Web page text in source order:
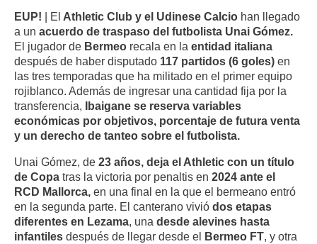
EUP! | El Athletic Club y el Udinese Calcio han llegado
a un acuerdo de traspaso del futbolista Unai Gómez.
El jugador de Bermeo recala en la entidad italiana
después de haber disputado 117 partidos (6 goles) en
las tres temporadas que ha militado en el primer equipo
rojiblanco. Además de ingresar una cantidad fija por la
transferencia, Ibaigane se reserva variables
económicas por objetivos, porcentaje de futura venta
y un derecho de tanteo sobre el futbolista.
Unai Gómez, de 23 años, deja el Athletic con un título
de Copa tras la victoria por penaltis en 2024 ante el
RCD Mallorca, en una final en la que el bermeano entró
en la segunda parte. El canterano vivió dos etapas
diferentes en Lezama, una desde alevines hasta
infantiles después de llegar desde el Bermeo FT, y otra